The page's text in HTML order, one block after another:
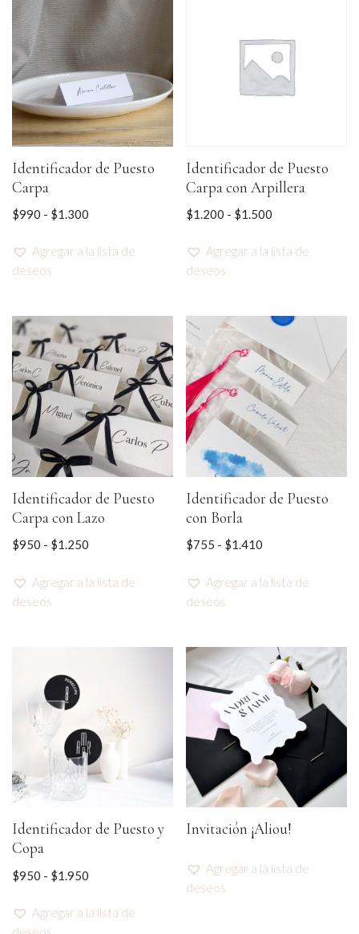
Identificador de Puesto
Carpa
$990 - $1.300
Agregar a la lista de
deseos
Identificador de Puesto
Carpa con Arpillera
$1.200 - $1.500
Agregar a la lista de
deseos
Identificador de Puesto
Carpa con Lazo
$950 - $1.250
Agregar a la lista de
deseos
Identificador de Puesto
con Borla
$755 - $1.410
Agregar a la lista de
deseos
Identificador de Puesto y
Copa
$950 - $1.950
Agregar a la lista de
Invitación ¡Aliou!
Agregar a la lista de
deseos